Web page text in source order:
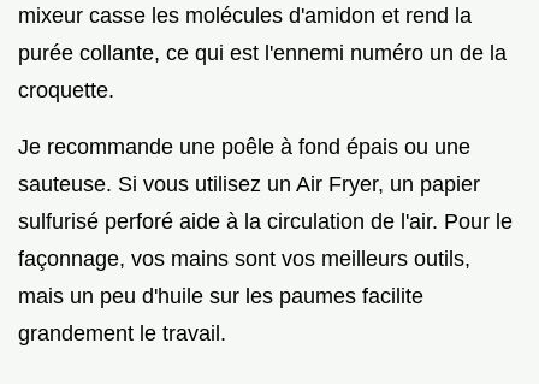
mixeur casse les molécules d'amidon et rend la
purée collante, ce qui est l'ennemi numéro un de la
croquette.
Je recommande une poêle à fond épais ou une
sauteuse. Si vous utilisez un Air Fryer, un papier
sulfurisé perforé aide à la circulation de l'air. Pour le
façonnage, vos mains sont vos meilleurs outils,
mais un peu d'huile sur les paumes facilite
grandement le travail.